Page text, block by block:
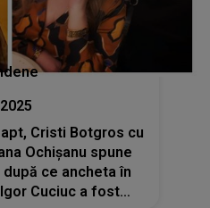
Cristi Botgros cu
Ochișanu spune
după ce ancheta în
Cuciuc a fost